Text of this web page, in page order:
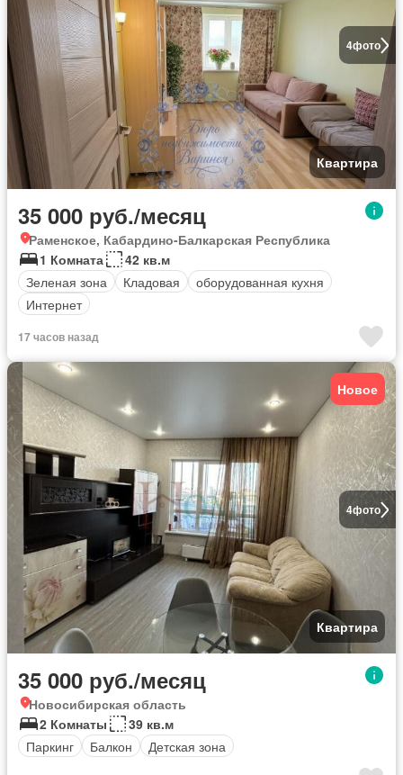
4фото
Квартира
35 000 руб./месяц
Раменское, Кабардино-Балкарская Республика
1 Комната
42 кв.м
Зеленая зона
Кладовая
оборудованная кухня
Интернет
17 часов назад
4фото
Новое
Квартира
35 000 руб./месяц
Новосибирская область
2 Комнаты
39 кв.м
Паркинг
Балкон Детская зона